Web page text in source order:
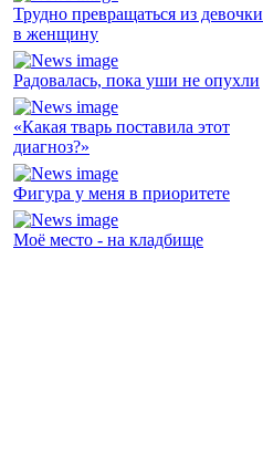
Трудно превращаться из девочки
в женщину
Радовалась, пока уши не опухли
«Какая тварь поставила этот
диагноз?»
Фигура у меня в приоритете
Моё место - на кладбище